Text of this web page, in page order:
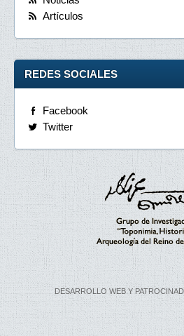
Artículos
REDES SOCIALES
Facebook
Twitter
DESARROLLO WEB Y